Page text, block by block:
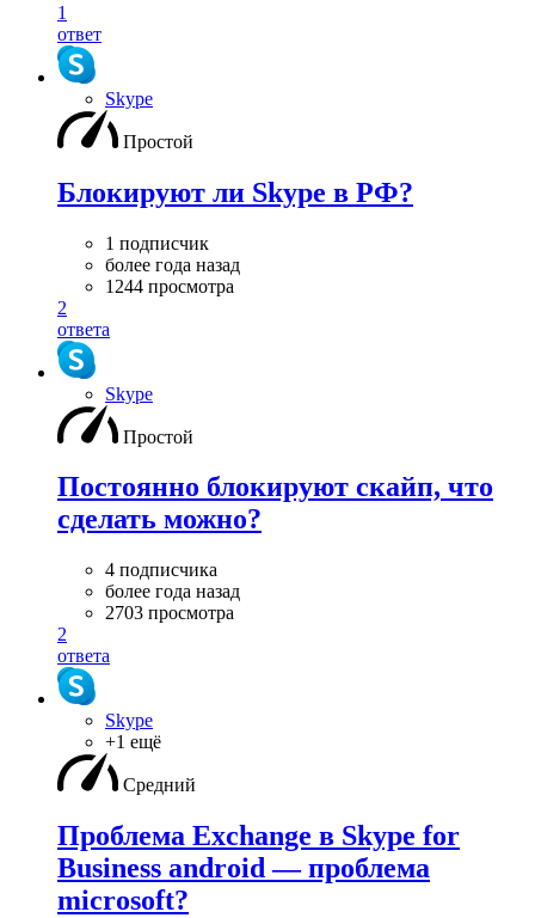
1
ответ
Skype
Простой
Блокируют ли Skype в РФ?
1 подписчик
более года назад
1244 просмотра
2
ответа
Skype
Простой
Постоянно блокируют скайп, что
сделать можно?
4 подписчика
более года назад
2703 просмотра
2
ответа
Skype
+1 ещё
Средний
Проблема Exchange в Skype for
Business android — проблема
microsoft?